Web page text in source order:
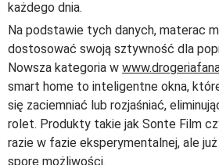
każdego dnia.
Na podstawie tych danych, materac
dostosować swoją sztywność dla
Nowsza kategoria w
smart home to inteligentne okna,
się zaciemniać lub rozjaśniać,
rolet. Produkty takie jak Sonte Film
razie w fazie eksperymentalnej, ale
spore możliwości.